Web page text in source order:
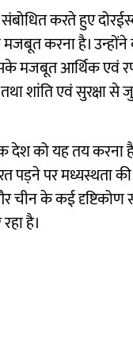
करते हुए
करना है।
मजबूत आर्थिक एवं
शांति एवं सुरक्षा से
देश को यह तय
पड़ने पर मध्यस्थता
चीन के कई दृष्टिकोण
है।